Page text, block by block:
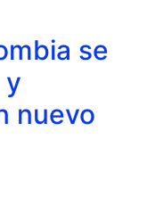
se
y
nuevo